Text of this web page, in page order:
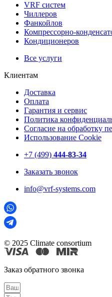
VRF систем
Чиллеров
Фанкойлов
Компрессорно-
Кондиционеров
Все услуги
Клиентам
Доставка
Оплата
Гарантия и сервис
Политика
Согласие на обработку
Использование Cookie
+7 (499) 444-83-34
Заказать звонок
info@vrf-systems.com
© 2025 Climate consortium
Заказ обратного звонка